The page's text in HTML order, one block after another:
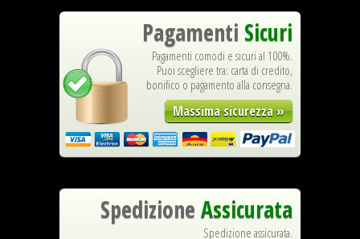
Pagamenti Sicuri
Pagamenti comodi e sicuri al 100%.
Puoi scegliere tra: carta di credito,
bonifico o pagamento alla consegna.
Massima sicurezza »
Spedizione Assicurata
Spedizione assicurata.